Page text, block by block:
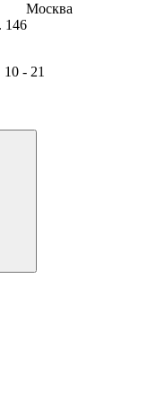
Москва
146
- 21